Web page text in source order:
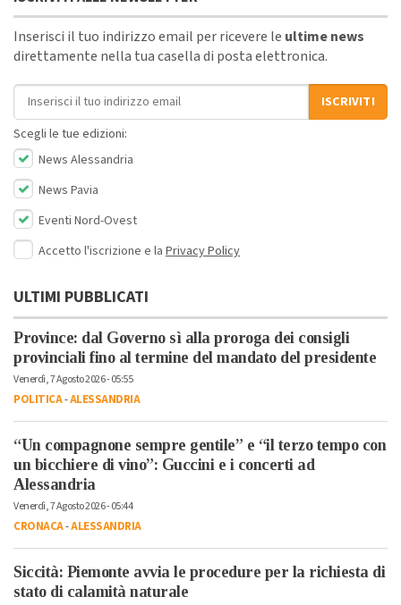
Inserisci il tuo indirizzo email per ricevere le ultime news
direttamente nella tua casella di posta elettronica.
Indirizzo email
ISCRIVITI
Scegli le tue edizioni:
News Alessandria
News Pavia
Eventi Nord-Ovest
Accetto l'iscrizione e la Privacy Policy
ULTIMI PUBBLICATI
Province: dal Governo sì alla proroga dei consigli
provinciali fino al termine del mandato del presidente
Venerdì, 7 Agosto 2026 - 05:55
POLITICA-ALESSANDRIA
“Un compagnone sempre gentile” e “il terzo tempo con
un bicchiere di vino”: Guccini e i concerti ad
Alessandria
Venerdì, 7 Agosto 2026 - 05:44
CRONACA-ALESSANDRIA
Siccità: Piemonte avvia le procedure per la richiesta di
stato di calamità naturale